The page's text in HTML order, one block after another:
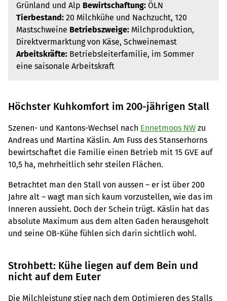
Grünland und Alp Bewirtschaftung: ÖLN
Tierbestand: 20 Milchkühe und Nachzucht, 120
Mastschweine Betriebszweige: Milchproduktion,
Direktvermarktung von Käse, Schweinemast
Arbeitskräfte: Betriebsleiterfamilie, im Sommer
eine saisonale Arbeitskraft
Höchster Kuhkomfort im 200-jährigen Stall
Szenen- und Kantons-Wechsel nach Ennetmoos NW zu
Andreas und Martina Käslin. Am Fuss des Stanserhorns
bewirtschaftet die Familie einen Betrieb mit 15 GVE auf
10,5 ha, mehrheitlich sehr steilen Flächen.
Betrachtet man den Stall von aussen – er ist über 200
Jahre alt – wagt man sich kaum vorzustellen, wie das im
Inneren aussieht. Doch der Schein trügt. Käslin hat das
absolute Maximum aus dem alten Gaden herausgeholt
und seine OB-Kühe fühlen sich darin sichtlich wohl.
Strohbett: Kühe liegen auf dem Bein und
nicht auf dem Euter
Die Milchleistung stieg nach dem Optimieren des Stalls